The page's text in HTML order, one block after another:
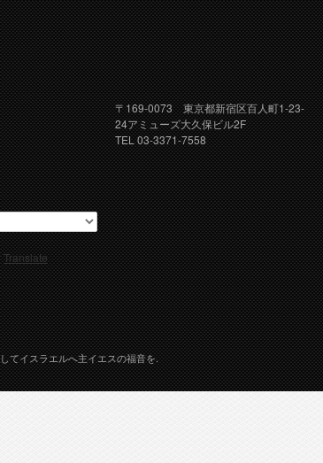
〒169-0073 東京都新宿区百人町1-23-
24アミューズ大久保ビル2F
TEL 03-3371-7558
Translate
てイスラエルへ主イエスの福音を.